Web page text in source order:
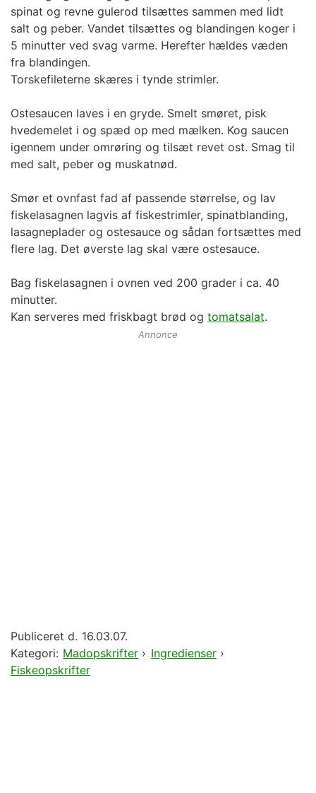
spinat og revne gulerod tilsættes sammen med lidt
salt og peber. Vandet tilsættes og blandingen koger i
5 minutter ved svag varme. Herefter hældes væden
fra blandingen.
Torskefileterne skæres i tynde strimler.
Ostesaucen laves i en gryde. Smelt smøret, pisk
hvedemelet i og spæd op med mælken. Kog saucen
igennem under omrøring og tilsæt revet ost. Smag til
med salt, peber og muskatnød.
Smør et ovnfast fad af passende størrelse, og lav
fiskelasagnen lagvis af fiskestrimler, spinatblanding,
lasagneplader og ostesauce og sådan fortsættes med
flere lag. Det øverste lag skal være ostesauce.
Bag fiskelasagnen i ovnen ved 200 grader i ca. 40
minutter.
Kan serveres med friskbagt brød og tomatsalat.
Annonce
Publiceret d. 16.03.07.
Kategori: Madopskrifter › Ingredienser›
Fiskeopskrifter